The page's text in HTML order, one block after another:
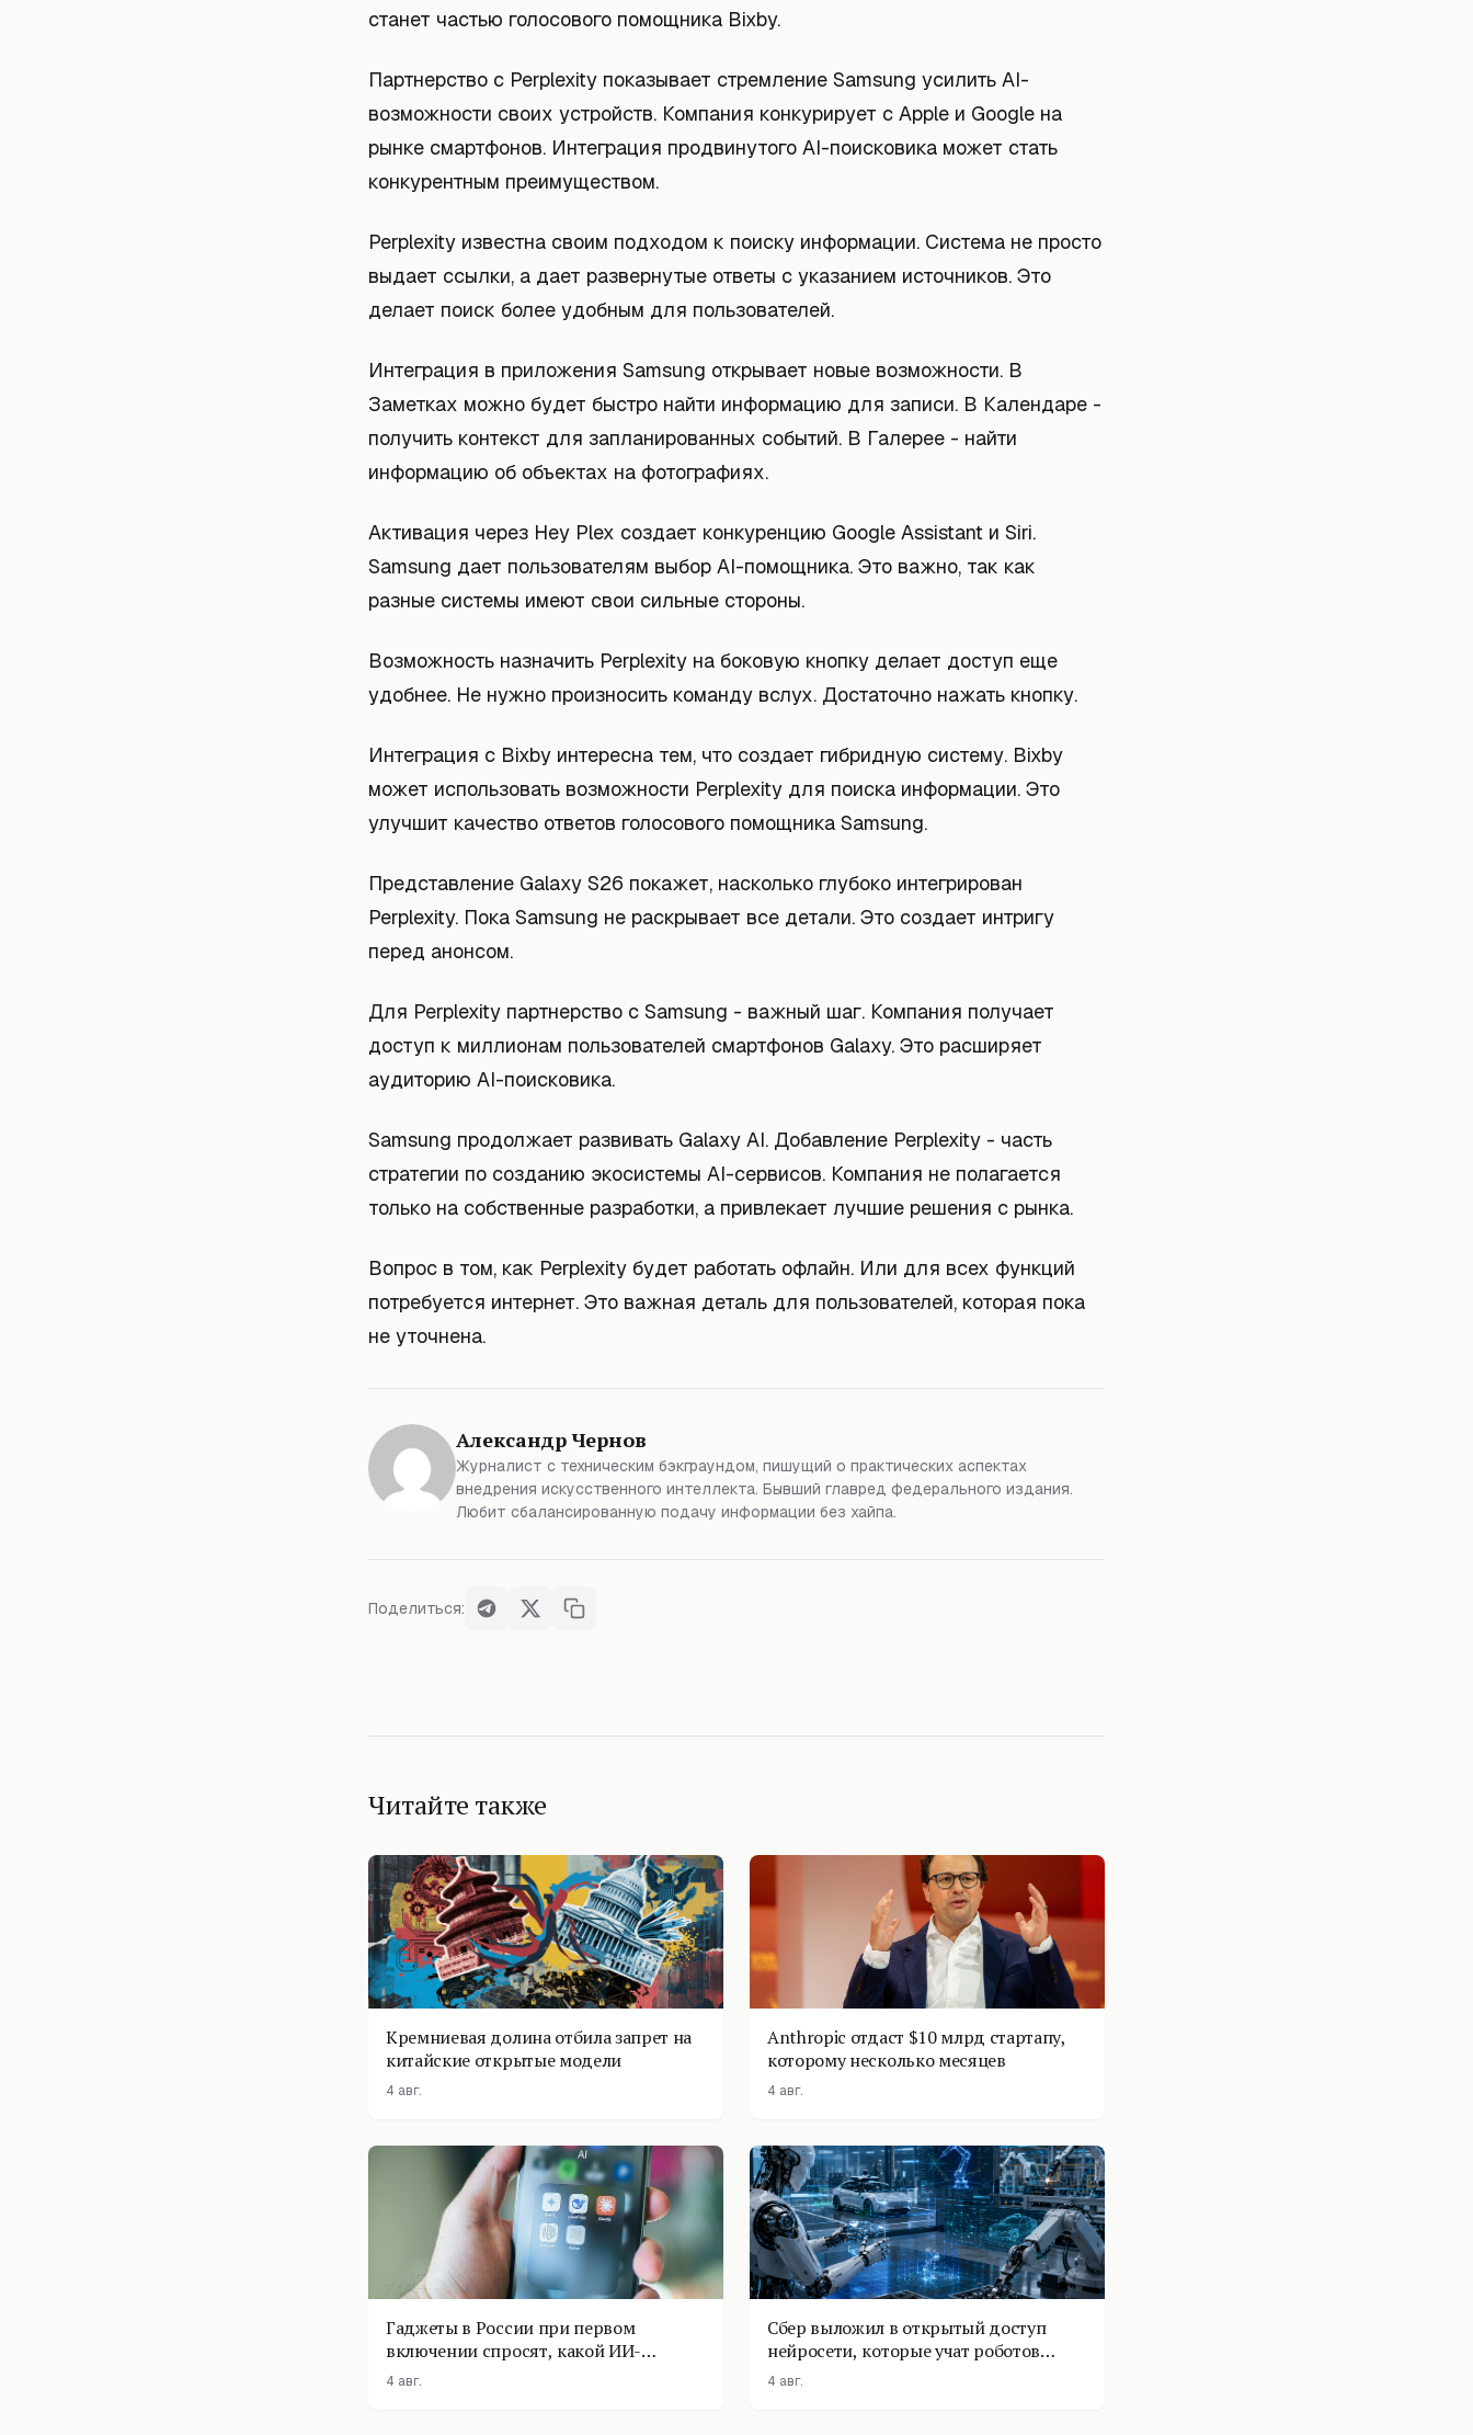
станет частью голосового помощника Bixby.
Партнерство с Perplexity показывает стремление Samsung усилить AI-
возможности своих устройств. Компания конкурирует с Apple и Google на
рынке смартфонов. Интеграция продвинутого AI-поисковика может стать
конкурентным преимуществом.
Perplexity известна своим подходом к поиску информации. Система не просто
выдает ссылки, а дает развернутые ответы с указанием источников. Это
делает поиск более удобным для пользователей.
Интеграция в приложения Samsung открывает новые возможности. В
Заметках можно будет быстро найти информацию для записи. В Календаре -
получить контекст для запланированных событий. В Галерее - найти
информацию об объектах на фотографиях.
Активация через Hey Plex создает конкуренцию Google Assistant и Siri.
Samsung дает пользователям выбор AI-помощника. Это важно, так как
разные системы имеют свои сильные стороны.
Возможность назначить Perplexity на боковую кнопку делает доступ еще
удобнее. Не нужно произносить команду вслух. Достаточно нажать кнопку.
Интеграция с Bixby интересна тем, что создает гибридную систему. Bixby
может использовать возможности Perplexity для поиска информации. Это
улучшит качество ответов голосового помощника Samsung.
Представление Galaxy S26 покажет, насколько глубоко интегрирован
Perplexity. Пока Samsung не раскрывает все детали. Это создает интригу
перед анонсом.
Для Perplexity партнерство с Samsung - важный шаг. Компания получает
доступ к миллионам пользователей смартфонов Galaxy. Это расширяет
аудиторию AI-поисковика.
Samsung продолжает развивать Galaxy AI. Добавление Perplexity - часть
стратегии по созданию экосистемы AI-сервисов. Компания не полагается
только на собственные разработки, а привлекает лучшие решения с рынка.
Вопрос в том, как Perplexity будет работать офлайн. Или для всех функций
потребуется интернет. Это важная деталь для пользователей, которая пока
не уточнена.
Александр Чернов
Журналист с техническим бэкграундом, пишущий о практических аспектах
внедрения искусственного интеллекта. Бывший главред федерального издания.
Любит сбалансированную подачу информации без хайпа.
Поделиться:
Читайте также
Кремниевая долина отбила запрет на
китайские открытые модели
4 авг.
Anthropic отдаст $10 млрд стартапу,
которому несколько месяцев
4 авг.
Гаджеты в России при первом
включении спросят, какой ИИ-
помощник поставить
4 авг.
Сбер выложил в открытый доступ
нейросети, которые учат роботов
физике
4 авг.